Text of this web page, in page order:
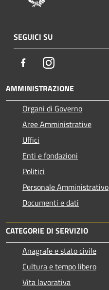
SEGUICI SU
FacebookInstagram
AMMINISTRAZIONE
Organi di Governo
Aree Amministrative
Uffici
Enti e fondazioni
Politici
Personale Amministrativo
Documenti e dati
CATEGORIE DI SERVIZIO
Anagrafe e stato civile
Cultura e tempo libero
Vita lavorativa